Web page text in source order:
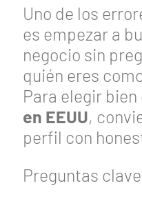
Uno de los
es empezar a
negocio sin
quién eres
Para elegir bien
en EEUU,
perfil con
Preguntas